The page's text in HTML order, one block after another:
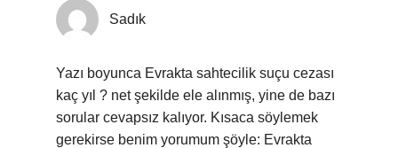
Sadık
Yazı boyunca Evrakta sahtecilik suçu cezası
kaç yıl ? net şekilde ele alınmış, yine de bazı
sorular cevapsız kalıyor. Kısaca söylemek
gerekirse benim yorumum şöyle: Evrakta